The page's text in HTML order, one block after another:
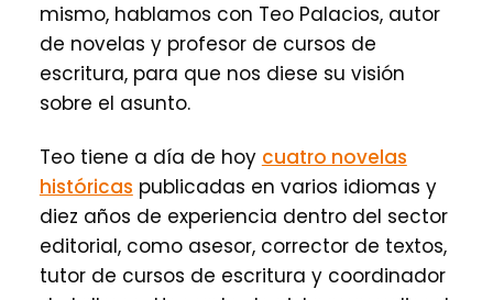
mismo, hablamos con Teo Palacios, autor
de novelas y profesor de cursos de
escritura, para que nos diese su visión
sobre el asunto.
Teo tiene a día de hoy cuatro novelas
históricas publicadas en varios idiomas y
diez años de experiencia dentro del sector
editorial, como asesor, corrector de textos,
tutor de cursos de escritura y coordinador